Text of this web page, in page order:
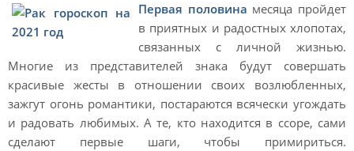
Первая половина месяца пройдет
в приятных и радостных хлопотах,
связанных с личной жизнью.
Многие из представителей знака будут совершать
красивые жесты в отношении своих возлюбленных,
зажгут огонь романтики, постараются всячески угождать
и радовать любимых. А те, кто находится в ссоре, сами
сделают первые шаги, чтобы примириться.